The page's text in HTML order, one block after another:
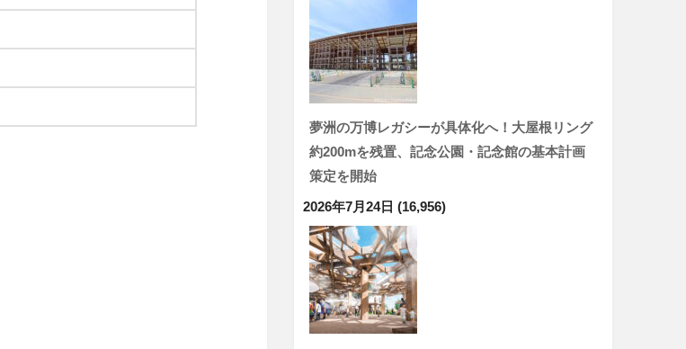
夢洲の万博レガシーが具体化へ！大屋根リング
約200mを残置、記念公園・記念館の基本計画
策定を開始
2026年7月24日 (16,956)